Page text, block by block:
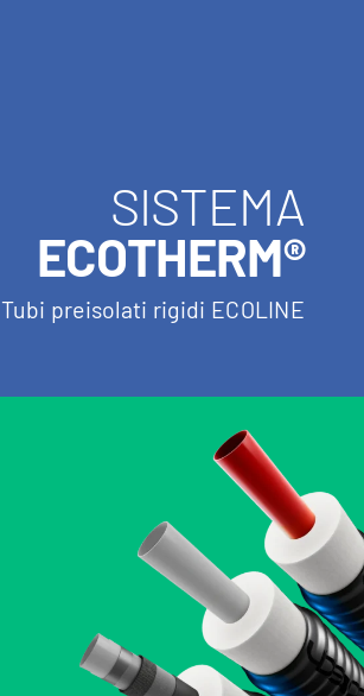
SISTEMA
ECOTHERM®
Tubi preisolati rigidi ECOLINE